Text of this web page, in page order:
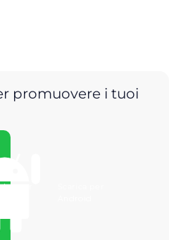
promuovere i tuoi
per